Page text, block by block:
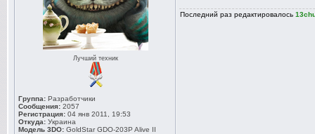
Лучший техник
Группа: Разработчики
Сообщения: 2057
Регистрация: 04 янв 2011, 19:53
Откуда: Украина
Модель 3DO: GoldStar GDO-203P Alive II
Последний раз редактировалось